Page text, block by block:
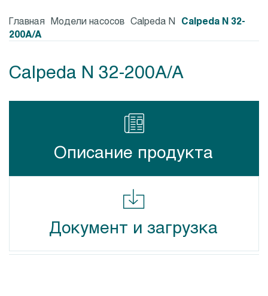
Главная Модели насосов Calpeda N Calpeda N 32-
200A/A
Calpeda N 32-200A/A
Описание продукта
Документ и загрузка